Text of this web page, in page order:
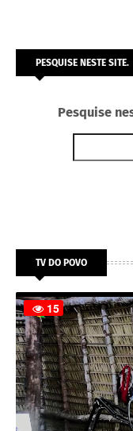
PESQUISE NESTE SITE.
Pesquise
TV DO POVO